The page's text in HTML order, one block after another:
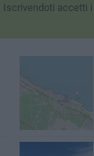
Iscrivendoti accetti i